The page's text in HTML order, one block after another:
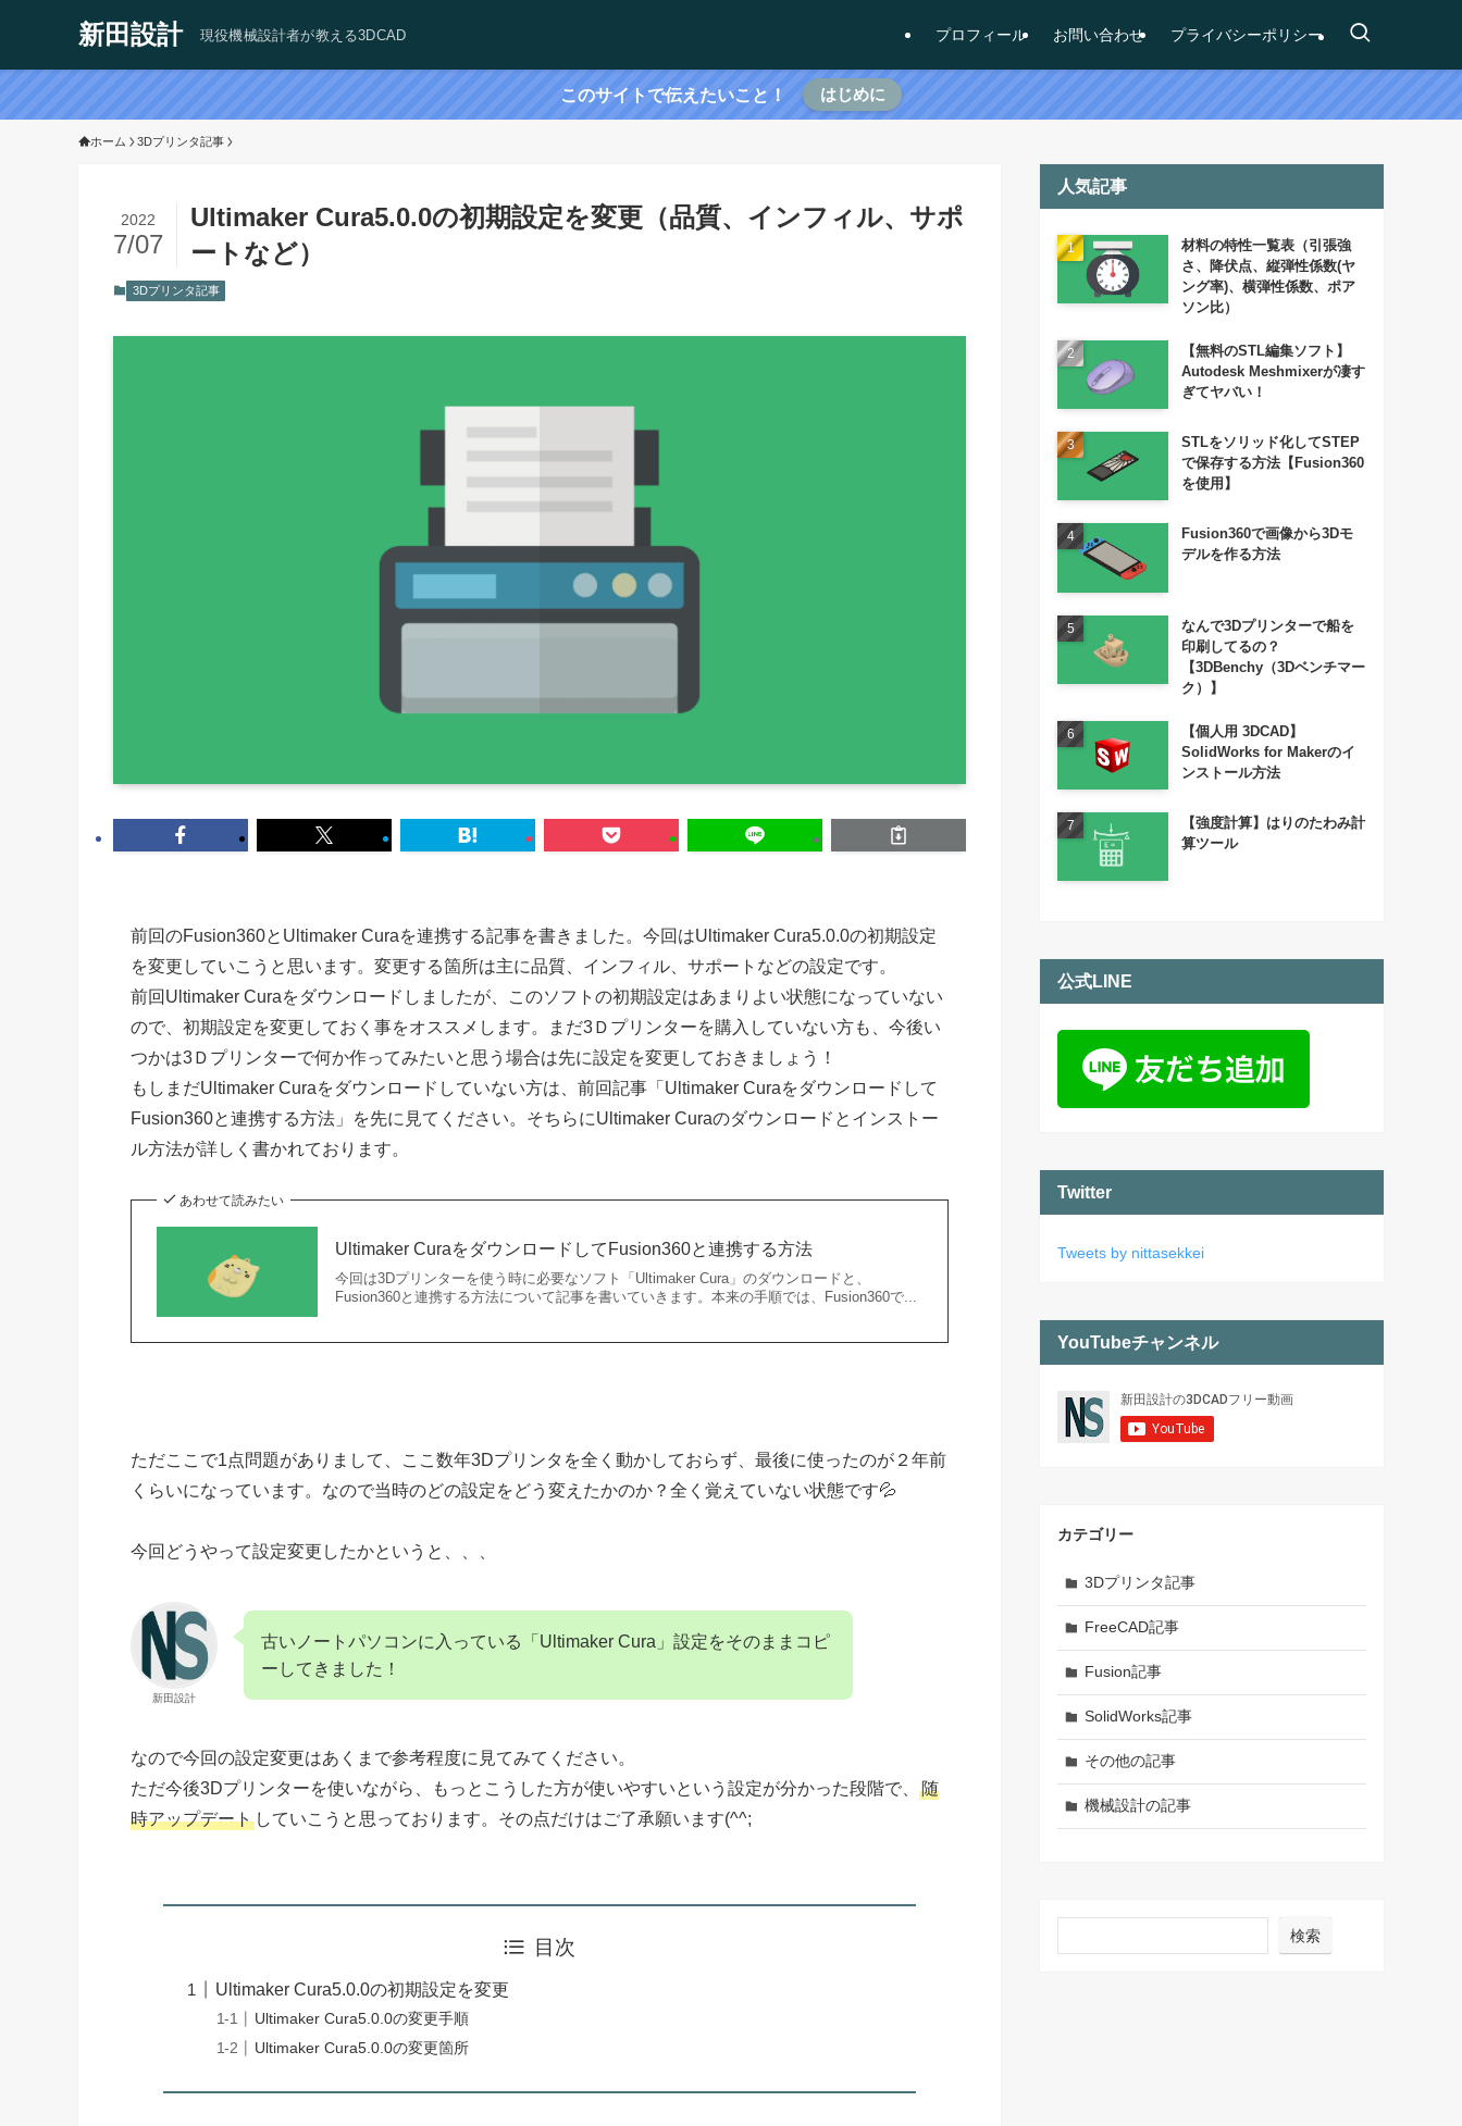
新田設計 現役機械設計者が教える3DCAD プロフィール お問い合わせ プライバシーポリシー
このサイトで伝えたいこと！ はじめに
ホーム 3Dプリンタ記事
Ultimaker Cura5.0.0の初期設定を変更（品質、インフィル、サポ
ートなど）
2022
7/07
3Dプリンタ記事
前回のFusion360とUltimaker Curaを連携する記事を書きました。今回はUltimaker Cura5.0.0の初期設定
を変更していこうと思います。変更する箇所は主に品質、インフィル、サポートなどの設定です。
前回Ultimaker Curaをダウンロードしましたが、このソフトの初期設定はあまりよい状態になっていない
ので、初期設定を変更しておく事をオススメします。まだ3Ｄプリンターを購入していない方も、今後い
つかは3Ｄプリンターで何か作ってみたいと思う場合は先に設定を変更しておきましょう！
もしまだUltimaker Curaをダウンロードしていない方は、前回記事「Ultimaker Curaをダウンロードして
Fusion360と連携する方法」を先に見てください。そちらにUltimaker Curaのダウンロードとインストー
ル方法が詳しく書かれております。
あわせて読みたい
Ultimaker CuraをダウンロードしてFusion360と連携する方法
今回は3Dプリンターを使う時に必要なソフト「Ultimaker Cura」のダウンロードと、
Fusion360と連携する方法について記事を書いていきます。本来の手順では、Fusion360で...
ただここで1点問題がありまして、ここ数年3Dプリンタを全く動かしておらず、最後に使ったのが２年前
くらいになっています。なので当時のどの設定をどう変えたかのか？全く覚えていない状態です💦
今回どうやって設定変更したかというと、、、
新田設計
古いノートパソコンに入っている「Ultimaker Cura」設定をそのままコピ
ーしてきました！
なので今回の設定変更はあくまで参考程度に見てみてください。
ただ今後3Dプリンターを使いながら、もっとこうした方が使いやすいという設定が分かった段階で、
随
時アップデート していこうと思っております。その点だけはご了承願います(^^;
目次
Ultimaker Cura5.0.0の初期設定を変更
Ultimaker Cura5.0.0の変更手順
Ultimaker Cura5.0.0の変更箇所
人気記事
材料の特性一覧表（引張強
さ、降伏点、縦弾性係数(ヤ
ング率)、横弾性係数、ポア
ソン比）
【無料のSTL編集ソフト】
Autodesk Meshmixerが凄す
ぎてヤバい！
STLをソリッド化してSTEP
で保存する方法【Fusion360
を使用】
Fusion360で画像から3Dモ
デルを作る方法
なんで3Dプリンターで船を
印刷してるの？
【3DBenchy（3Dベンチマー
ク）】
【個人用 3DCAD】
SolidWorks for Makerのイ
ンストール方法
【強度計算】はりのたわみ計
算ツール
公式LINE
Twitter
Tweets by nittasekkei
YouTubeチャンネル
カテゴリー
3Dプリンタ記事
FreeCAD記事
Fusion記事
SolidWorks記事
その他の記事
機械設計の記事
検索